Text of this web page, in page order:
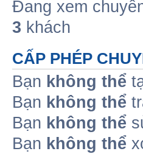
Đang xem
3 khách
CẤP PHÉP
Bạn không thể
Bạn không thể
Bạn không thể
Bạn không thể